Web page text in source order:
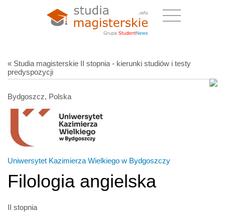
« Studia magisterskie II stopnia - kierunki studiów i testy
predyspozycji
Bydgoszcz, Polska
Uniwersytet Kazimierza Wielkiego w Bydgoszczy
Filologia angielska
II stopnia